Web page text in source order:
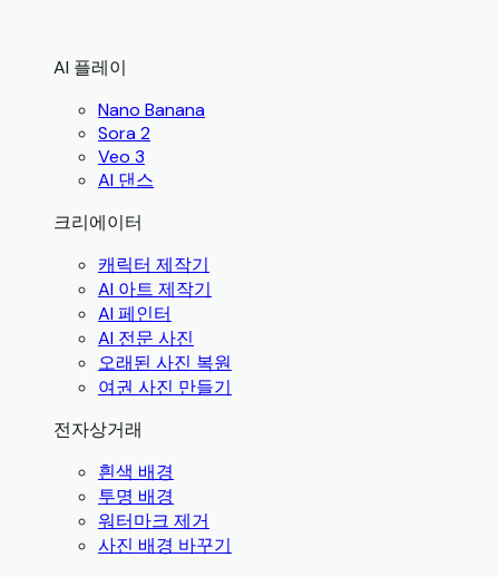
AI 플레이
Nano Banana
Sora 2
Veo 3
AI 댄스
크리에이터
캐릭터 제작기
AI 아트 제작기
AI 페인터
AI 전문 사진
오래된 사진 복원
여권 사진 만들기
전자상거래
흰색 배경
투명 배경
워터마크 제거
사진 배경 바꾸기